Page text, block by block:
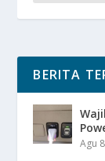
BERITA
Agu